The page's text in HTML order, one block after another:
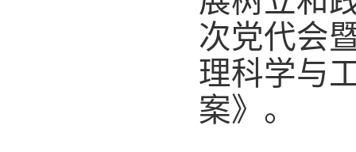
次党代会
理科学与
案》 。